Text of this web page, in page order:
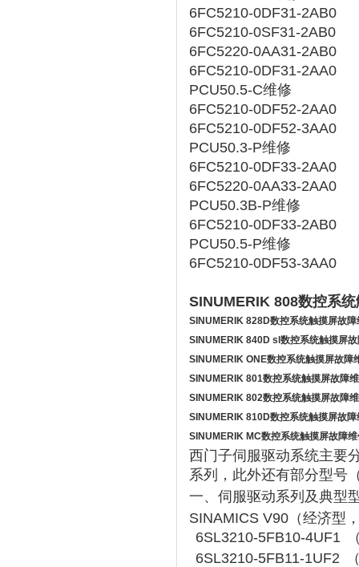
6FC5210-0DF31-2AB0
6FC5210-0SF31-2AB0
6FC5220-0AA31-2AB0
6FC5210-0DF31-2AA0
PCU50.5-C维修
6FC5210-0DF52-2AA0
6FC5210-0DF52-3AA0
PCU50.3-P维修
6FC5210-0DF33-2AA0
6FC5220-0AA33-2AA0
PCU50.3B-P维修
6FC5210-0DF33-2AB0
PCU50.5-P维修
6FC5210-0DF53-3AA0
SINUMERIK 808数控系
SINUMERIK 828D数控系统触摸屏故障
SINUMERIK 840D sl‌ 数控系统触摸屏
SINUMERIK ONE数控系统触摸屏故障
SINUMERIK 801数控系统触摸屏故障
SINUMERIK 802数控系统触摸屏故障
SINUMERIK 810D数控系统触摸屏故障
SINUMERIK MC数控系统触摸屏故障
西门子伺服驱动系统主要
系列，此外还有部分型号
一、伺服驱动系列及典型
SINAMICS V90 （经济型
6SL3210-5FB10-4UF1
6SL3210-5FB11-1UF2